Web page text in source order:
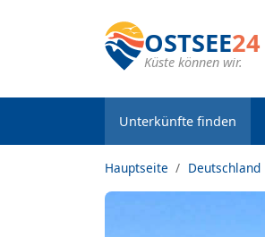
OSTSEE24
Küste können wir.
Unterkünfte finden
Hauptseite Deutschland